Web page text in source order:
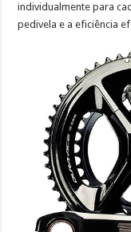
individualmente para
pedivela e a eficiência